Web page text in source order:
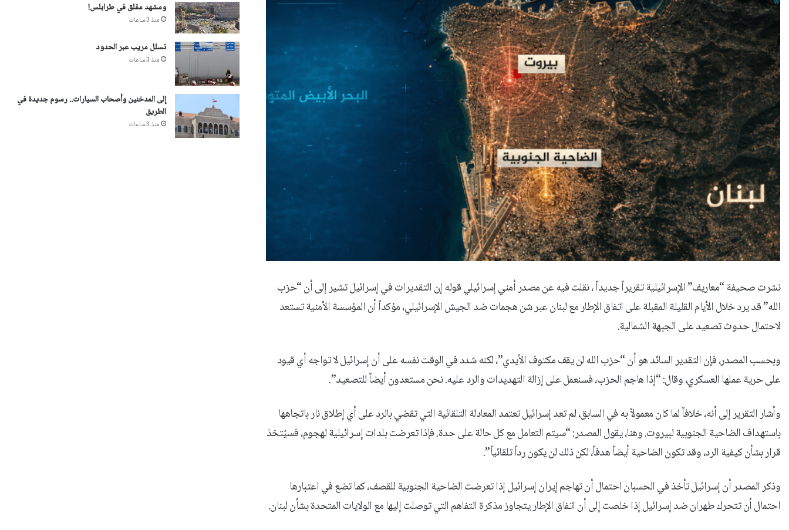
نشرت صحيفة “معاريف” الإسرائيلية تقريراً جديداً ، نقلت فيه عن مصدر أمني إسرائيلي قوله إن التقديرات في إسرائيل تشير إلى أن “حزب
الله” قد يرد خلال الأيام القليلة المقبلة على اتفاق الإطار مع لبنان عبر شن هجمات ضد الجيش الإسرائيلي، مؤكداً أن المؤسسة الأمنية تستعد
لاحتمال حدوث تصعيد على الجبهة الشمالية.
وبحسب المصدر، فإن التقدير السائد هو أن “حزب الله لن يقف مكتوف الأيدي”، لكنه شدد في الوقت نفسه على أن إسرائيل لا تواجه أي قيود
على حرية عملها العسكري، وقال: “إذا هاجم الحزب، فسنعمل على إزالة التهديدات والرد عليه. نحن مستعدون أيضاً للتصعيد”.
وأشار التقرير إلى أنه، خلافاً لما كان معمولاً به في السابق، لم تعد إسرائيل تعتمد المعادلة التلقائية التي تقضي بالرد على أي إطلاق نار باتجاهها
باستهداف الضاحية الجنوبية لبيروت. وهنا، يقول المصدر: “سيتم التعامل مع كل حالة على حدة. فإذا تعرضت بلدات إسرائيلية لهجوم، فسيُتخذ
قرار بشأن كيفية الرد، وقد تكون الضاحية أيضاً هدفاً، لكن ذلك لن يكون رداً تلقائياً”.
وذكر المصدر أن إسرائيل تأخذ في الحسبان احتمال أن تهاجم إيران إسرائيل إذا تعرضت الضاحية الجنوبية للقصف، كما تضع في اعتبارها
احتمال أن تتحرك طهران ضد إسرائيل إذا خلصت إلى أن اتفاق الإطار يتجاوز مذكرة التفاهم التي توصلت إليها مع الولايات المتحدة بشأن لبنان.
ومشهد مقلق في طرابلس!
منذ 3 ساعات
تسلل مريب عبر الحدود
منذ 3 ساعات
إلى المدخنين وأصحاب السيارات.. رسوم جديدة في
الطريق
منذ 3 ساعات